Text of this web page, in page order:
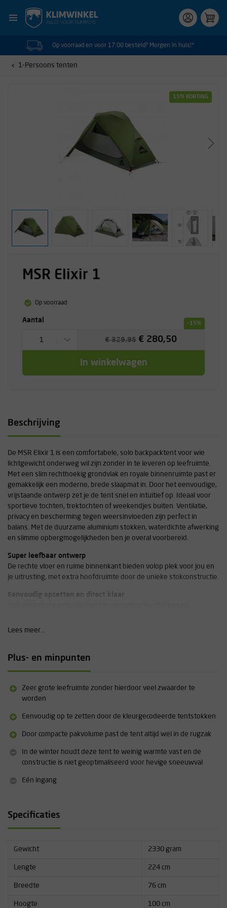
Op voorraad en voor 17:00 besteld? Morgen in huis!*
1-Persoons tenten
15% KORTING
MSR Elixir 1
Op voorraad
Aantal -15%
1 € 329,95 € 280,50
In winkelwagen
Beschrijving
De MSR Elixir 1 is een comfortabele, solo backpacktent voor wie
lichtgewicht onderweg wil zijn zonder in te leveren op leefruimte.
Met een slim rechthoekig grondvlak en royale binnenruimte past er
gemakkelijk een moderne, brede slaapmat in. Door het eenvoudige,
vrijstaande ontwerp zet je de tent snel en intuïtief op. Ideaal voor
sportieve tochten, trektochten of weekendjes buiten. Ventilatie,
privacy en bescherming tegen weersinvloeden zijn perfect in
balans. Met de duurzame aluminium stokken, waterdichte afwerking
en slimme opbergmogelijkheden ben je overal voorbereid.
Super leefbaar ontwerp
De rechte vloer en ruime binnenkant bieden volop plek voor jou en
je uitrusting, met extra hoofdruimte door de unieke stokconstructie.
Eenvoudig opzetten en direct klaar
opbouw, zelfs op een drukke camping of afgelegen plek.
Capaciteit: 1 persoon
Aantal deuren: 1
Opbergruimte: 2 lage zijvakken, 2 overhead gear lofts
Minimale gewicht: 1,84 kg
Pakmaat: 48 x 13 cm
Binnenhoogte: 0,99 m
Tentstokken: 2x 7000-serie aluminium
Fly: 75D ripstop polyester, 1500 mm met PFAS-vrije DWR
Bodem: 75D taffeta polyester, 3000 mm, PFAS-vrije DWR
Lees meer...
Plus- en minpunten
Zeer grote leefruimte zonder hierdoor veel zwaarder te
worden
Eenvoudig op te zetten door de kleurgecodeerde tentstokken
Door compacte pakvolume past de tent altijd wel in de rugzak
In de winter houdt deze tent te weinig warmte vast en de
constructie is niet geoptimaliseerd voor hevige sneeuwval
Eén ingang
Specificaties
Gewicht 2330 gram
Lengte 224 cm
Breedte 76 cm
Hoogte 100 cm